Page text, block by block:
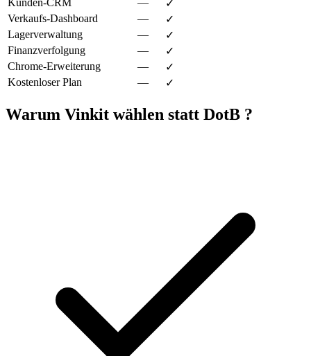
Kunden-CRM —
✓
Verkaufs-Dashboard
—
✓
Lagerverwaltung
—
✓
Finanzverfolgung
—
✓
Chrome-Erweiterung
—
✓
Kostenloser Plan
— ✓
Warum Vinkit wählen statt DotB ?